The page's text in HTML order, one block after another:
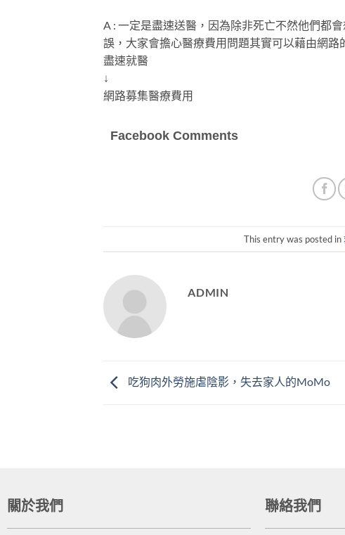
A : 一定是盡速送醫，因為除非死亡不然他們都
誤，大家會擔心醫療費用問題其實可以藉由網路
盡速就醫
↓
網路募集醫療費用
Facebook Comments
This entry was posted in
ADMIN
吃狗肉外勞施虐陰影，失去家人的MoMo
關於我們 聯絡我們